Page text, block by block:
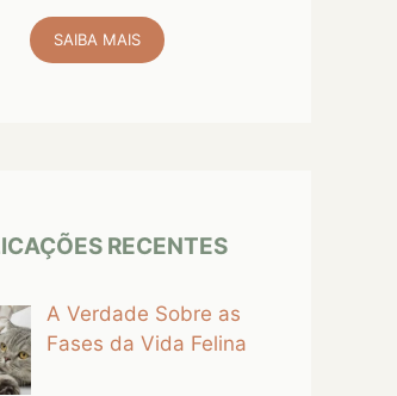
SAIBA MAIS
RECENTES
A Verdade Sobre as
Fases da Vida Felina